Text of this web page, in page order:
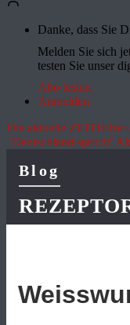
Danke, dass Sie
Melden Sie sich
testen Sie unser
Abo testen
Anmelden
Die aktuelle ZEITHitze
"Deutschland spricht"
Blog